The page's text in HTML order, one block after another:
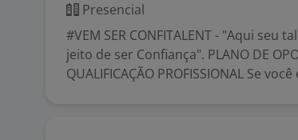
Presencial
#VEM SER CONFITALENT - "Aqui seu
jeito de ser Confiança". PLANO DE
QUALIFICAÇÃO PROFISSIONAL Se